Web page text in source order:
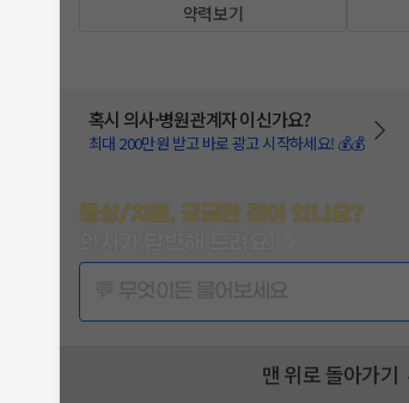
약력보기
혹시 의사·병원관계자 이신가요?
최대 200만원 받고 바로 광고 시작하세요! 💰💰
증상/치료, 궁금한 점이 있나요?
맨 위로 돌아가기